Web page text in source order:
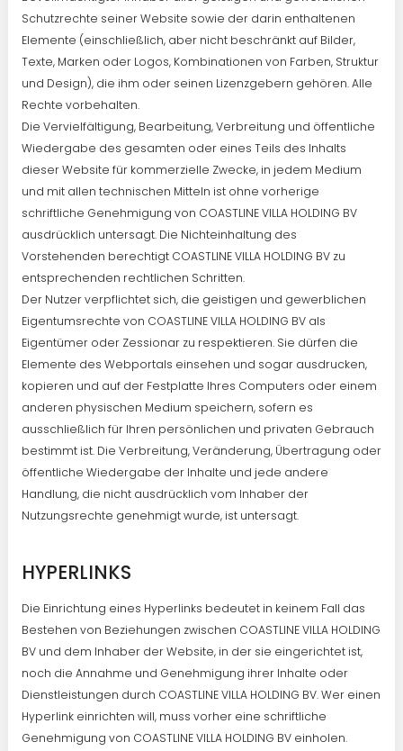
Schutzrechte seiner Website sowie der darin enthaltenen
Elemente (einschließlich, aber nicht beschränkt auf Bilder,
Texte, Marken oder Logos, Kombinationen von Farben, Struktur
und Design), die ihm oder seinen Lizenzgebern gehören. Alle
Rechte vorbehalten.
Die Vervielfältigung, Bearbeitung, Verbreitung und öffentliche
Wiedergabe des gesamten oder eines Teils des Inhalts
dieser Website für kommerzielle Zwecke, in jedem Medium
und mit allen technischen Mitteln ist ohne vorherige
schriftliche Genehmigung von COASTLINE VILLA HOLDING BV
ausdrücklich untersagt. Die Nichteinhaltung des
Vorstehenden berechtigt COASTLINE VILLA HOLDING BV zu
entsprechenden rechtlichen Schritten.
Der Nutzer verpflichtet sich, die geistigen und gewerblichen
Eigentumsrechte von COASTLINE VILLA HOLDING BV als
Eigentümer oder Zessionar zu respektieren. Sie dürfen die
Elemente des Webportals einsehen und sogar ausdrucken,
kopieren und auf der Festplatte Ihres Computers oder einem
anderen physischen Medium speichern, sofern es
ausschließlich für Ihren persönlichen und privaten Gebrauch
bestimmt ist. Die Verbreitung, Veränderung, Übertragung oder
öffentliche Wiedergabe der Inhalte und jede andere
Handlung, die nicht ausdrücklich vom Inhaber der
Nutzungsrechte genehmigt wurde, ist untersagt.
HYPERLINKS
Die Einrichtung eines Hyperlinks bedeutet in keinem Fall das
Bestehen von Beziehungen zwischen COASTLINE VILLA HOLDING
BV und dem Inhaber der Website, in der sie eingerichtet ist,
noch die Annahme und Genehmigung ihrer Inhalte oder
Dienstleistungen durch COASTLINE VILLA HOLDING BV. Wer einen
Hyperlink einrichten will, muss vorher eine schriftliche
Genehmigung von COASTLINE VILLA HOLDING BV einholen.